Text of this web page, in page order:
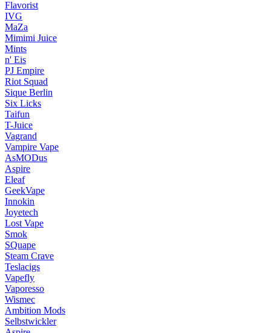
Flavorist
IVG
MaZa
Mimimi Juice
Mints
n' Eis
PJ Empire
Riot Squad
Sique Berlin
Six Licks
Taifun
T-Juice
Vagrand
Vampire Vape
AsMODus
Aspire
Eleaf
GeekVape
Innokin
Joyetech
Lost Vape
Smok
SQuape
Steam Crave
Teslacigs
Vapefly
Vaporesso
Wismec
Ambition Mods
Selbstwickler